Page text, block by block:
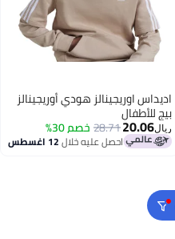
اديداس اوريجينالز هودي أوريجينالز
بيج للأطفال
ريال20.06
28.71خصم 30%
احصل عليه خلال12 اغسطس